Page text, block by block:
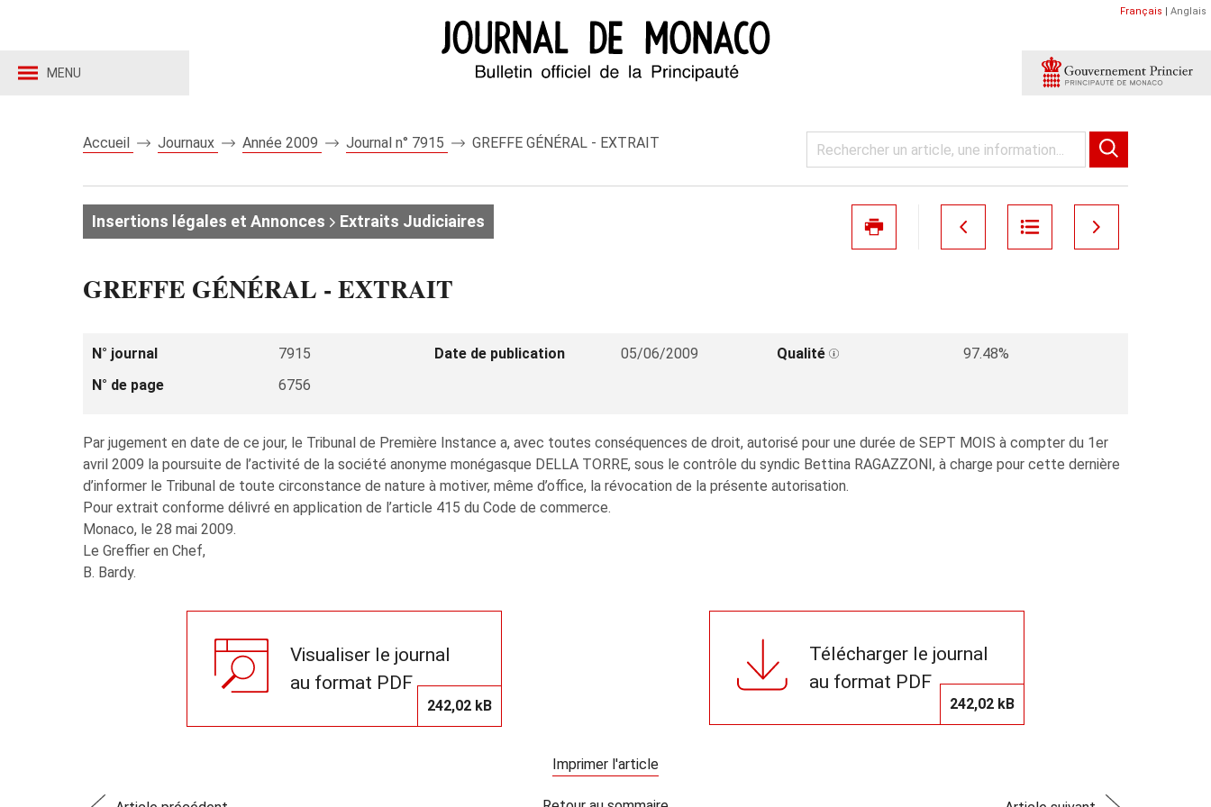
MENU
Français | Anglais
Accueil Journaux Année 2009 Journal n° 7915 GREFFE GÉNÉRAL - EXTRAIT
Insertions légales et Annonces Extraits Judiciaires
GREFFE GÉNÉRAL - EXTRAIT
N° journal 7915 Date de publication 05/06/2009 Qualité
97.48%
N° de page
6756
Par jugement en date de ce jour, le Tribunal de Première Instance a, avec toutes conséquences de droit, autorisé pour une durée de SEPT MOIS à compter du 1er
avril 2009 la poursuite de l’activité de la société anonyme monégasque DELLA TORRE, sous le contrôle du syndic Bettina RAGAZZONI, à charge pour cette dernière
d’informer le Tribunal de toute circonstance de nature à motiver, même d’office, la révocation de la présente autorisation.
Pour extrait conforme délivré en application de l’article 415 du Code de commerce.
Monaco, le 28 mai 2009.
Le Greffier en Chef,
B. Bardy.
Visualiser le journal
au format PDF
242,02 kB
Télécharger le journal
au format PDF
242,02 kB
Imprimer l'article